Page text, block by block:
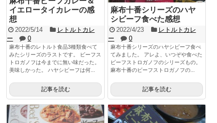
イエロータイカレーの感
想
2022/5/14
レトルトカレ
ー
0
麻布十番のレトルト食品3種類食べて
みたシリーズのラストです。 ビーフス
トロガノフは今までに無い味だった。
美味しかった。 ハヤシビーフは何...
記事を読む
麻布十番シリーズのハヤ
シビーフ食べた感想
2022/4/23
レトルトカレ
ー
0
麻布十番シリーズのハヤシビーフ食べ
てみました。 アレよ、いつぞや食べた
ビーフストロガノフのシリーズもの。
麻布十番のビーフストロガノフの...
記事を読む